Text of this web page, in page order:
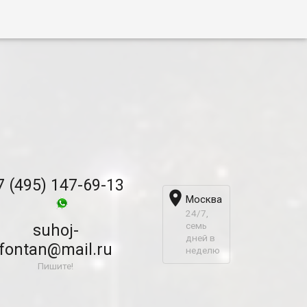
(495) 147-69-13
suhoj-
Пишите!
Москва
24/7,
семь
дней в
неделю